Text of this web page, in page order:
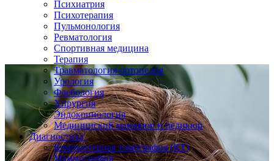
Психиатрия
Психотерапия
Пульмонология
Ревматология
Спортивная медицина
Терапия
Травматология-ортопедия
Урология
Флебология
Хирургия
Эндокринология
Медицинский маникюр и педикюр
Диагностика
Компьютерная томография (КТ)
Маммография